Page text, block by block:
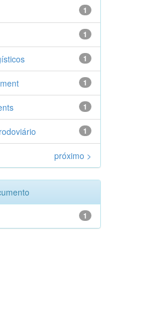
1
1
1
1
1
1
próximo >
1